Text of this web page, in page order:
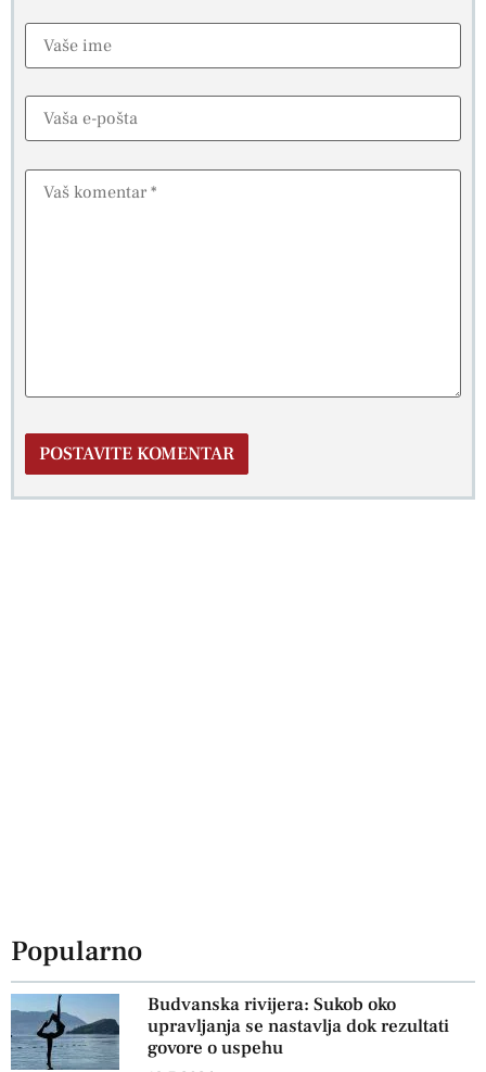
Popularno
Budvanska rivijera: Sukob oko
upravljanja se nastavlja dok rezultati
govore o uspehu